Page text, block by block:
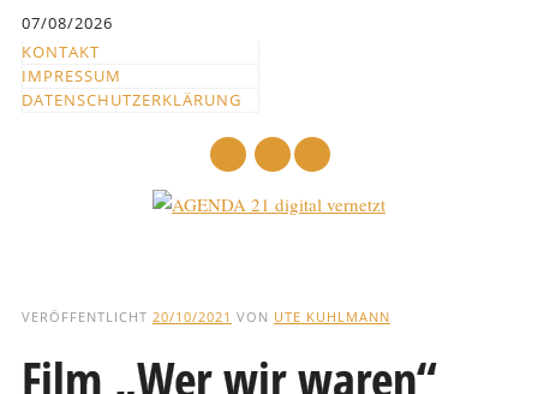
springen
07/08/2026
KONTAKT
IMPRESSUM
DATENSCHUTZERKLÄRUNG
und
Text
VERÖFFENTLICHT 20/10/2021 VON UTE KUHLMANN
Film „Wer wir waren“